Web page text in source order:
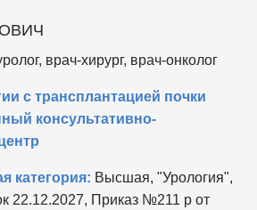
врач-хирург, врач-онколог
с трансплантацией почки
консультативно-
категория: Высшая, "Урология",
22.12.2027, Приказ №211 р от